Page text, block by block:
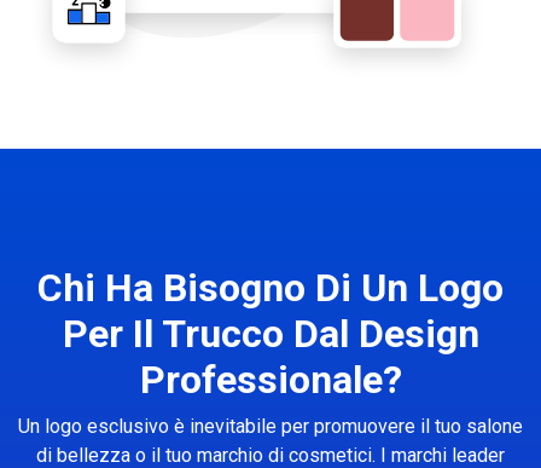
Chi Ha Bisogno Di Un Logo
Per Il Trucco Dal Design
Professionale?
Un logo esclusivo è inevitabile per promuovere il tuo salone
di bellezza o il tuo marchio di cosmetici. I marchi leader